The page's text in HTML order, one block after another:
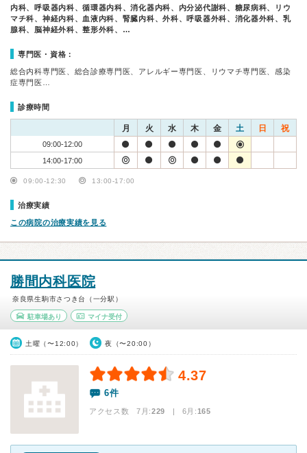
内科、呼吸器内科、循環器内科、消化器内科、内分泌代謝科、糖尿病科、リウ
マチ科、神経内科、血液内科、腎臓内科、外科、呼吸器外科、消化器外科、乳
腺科、脳神経外科、整形外科、…
専門医・資格：
総合内科専門医、総合診療専門医、アレルギー専門医、リウマチ専門医、感染
症専門医…
診療時間
月 火 水 木 金 土 日 祝
09:00-12:00
14:00-17:00
09:00-12:30 13:00-17:00
治療実績
この病院の治療実績を見る
勝間内科医院
奈良県生駒市さつき台（一分駅）
駐車場あり マイナ受付
土曜（〜12:00） 夜（〜20:00）
4.37
6件
アクセス数 7月:229 | 6月:165